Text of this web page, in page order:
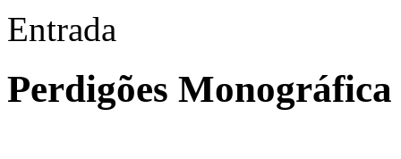
Entrada
Perdigões Monográfica